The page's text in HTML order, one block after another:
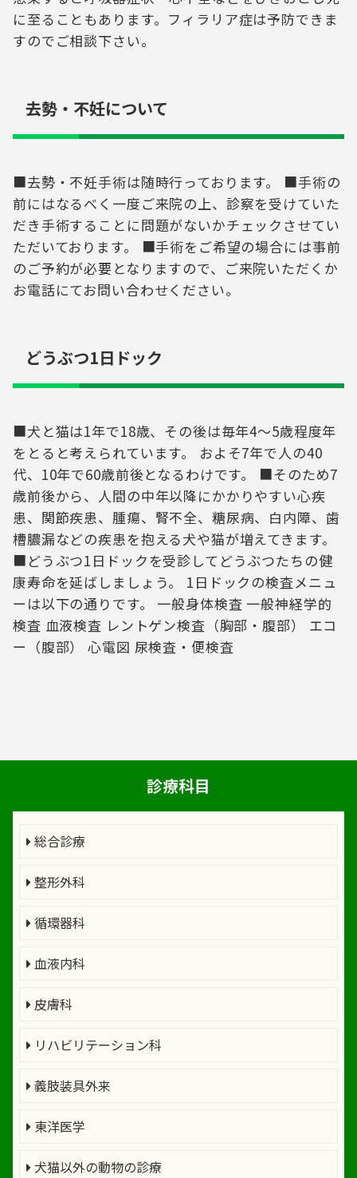
に至ることもあります。フィラリア症は予防できま
すのでご相談下さい。
去勢・不妊について
■去勢・不妊手術は随時行っております。 ■手術の
前にはなるべく一度ご来院の上、診察を受けていた
だき手術することに問題がないかチェックさせてい
ただいております。 ■手術をご希望の場合には事前
のご予約が必要となりますので、ご来院いただくか
お電話にてお問い合わせください。
どうぶつ1日ドック
■犬と猫は1年で18歳、その後は毎年4〜5歳程度年
をとると考えられています。 およそ7年で人の40
代、10年で60歳前後となるわけです。 ■そのため7
歳前後から、人間の中年以降にかかりやすい心疾
患、関節疾患、腫瘍、腎不全、糖尿病、白内障、歯
槽膿漏などの疾患を抱える犬や猫が増えてきます。
■どうぶつ1日ドックを受診してどうぶつたちの健
康寿命を延ばしましょう。 1日ドックの検査メニュ
ーは以下の通りです。 一般身体検査 一般神経学的
検査 血液検査 レントゲン検査（胸部・腹部） エコ
ー（腹部） 心電図 尿検査・便検査
診療科目
総合診療
整形外科
循環器科
血液内科
皮膚科
リハビリテーション科
義肢装具外来
東洋医学
犬猫以外の動物の診療